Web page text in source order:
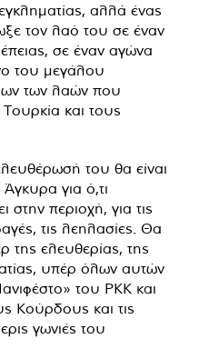
αλλά ένας
τον λαό του σε έναν
σε έναν αγώνα
του μεγάλου
των λαών που
και τους
του θα είναι
για ό,τι
στην περιοχή, για τις
τις λεηλασίες. Θα
της ελευθερίας, της
υπέρ όλων αυτών
του PKK και
Κούρδους και τις
γωνιές του